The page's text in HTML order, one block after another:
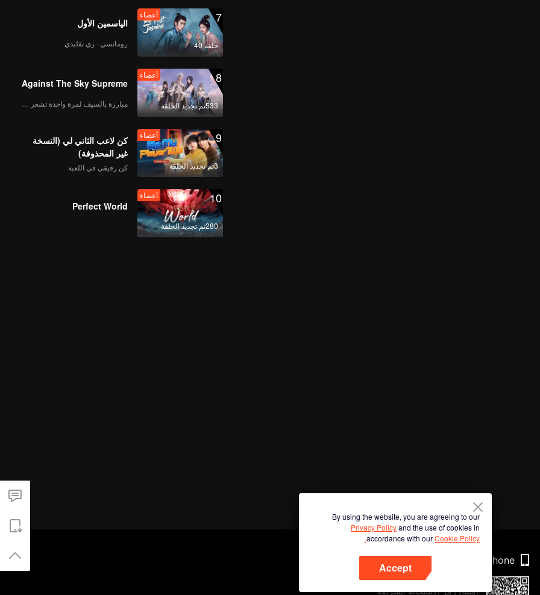
7
حلقة 40
أعضاء
الياسمين الأول
رومانسي · زي تقليدي
8
533تم تجديد الحلقة
أعضاء
Against The Sky Supreme
9
3تم تجديد الحلقة
أعضاء
كن لاعب الثاني لي (النسخة
غير المحذوفة)
كن رفيقي في اللعبة
10
280تم تجديد الحلقة
أعضاء
Perfect World
By using the website, you are agreeing to our
Privacy Policyand the use of cookies in
accordance with ourCookie Policy.
Accept
Phone
امسح رمز الاستجابة السريعة